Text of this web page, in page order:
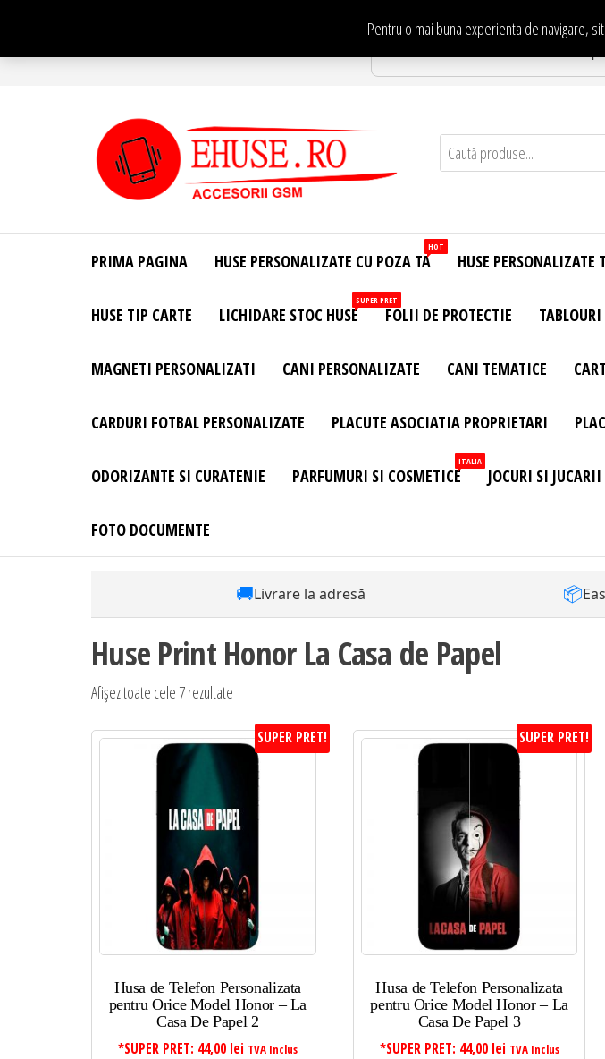
conținut
Pentru o mai buna experienta de navigare,
Te asteptam in
Site Oficial .
Huse
Personalizate
Huse
Personalizate
Telefon –
– Accesorii
PRIMA PAGINA HUSE PERSONALIZATE CU POZA TA
HOT
HUSE PERSONALIZATE
HUSE TIP CARTE LICHIDARE STOC HUSE
SUPER PRET
FOLII DE PROTECTIE
MAGNETI PERSONALIZATI CANI PERSONALIZATE CANI TEMATICE
CARDURI FOTBAL PERSONALIZATE PLACUTE ASOCIATIA PROPRIETARI
ODORIZANTE SI CURATENIE PARFUMURI SI COSMETICE
ITALIA
JOCURI SI JUCARII
FOTO DOCUMENTE
🚚Livrare la adresă 📦
Huse Print Honor La Casa de Papel
Afișez toate cele 7 rezultate
preț:
mic
SUPER PRET!
Husa de Telefon Personalizata
pentru Orice Model Honor – La
Casa De Papel 2
*SUPER PRET: 44,00 lei TVA Inclus
SUPER PRET!
Husa de Telefon Personalizata
pentru Orice Model Honor – La
Casa De Papel 3
*SUPER PRET: 44,00 lei TVA Inclus